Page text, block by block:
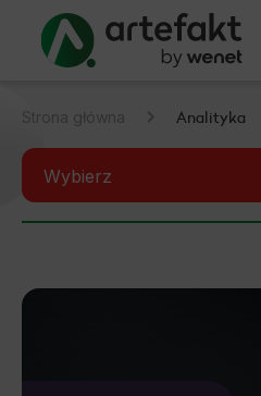
Strona główna Analityka
Wybierz
Wszystkie